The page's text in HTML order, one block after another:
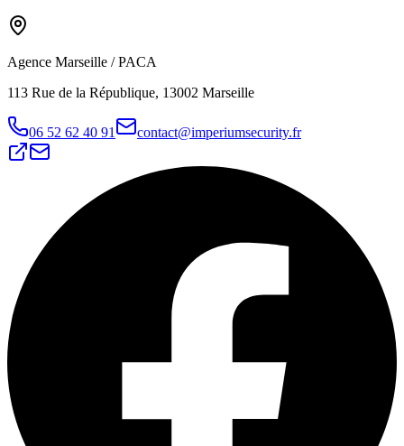
Agence Marseille / PACA
113 Rue de la République, 13002 Marseille
06 52 62 40 91 contact@imperiumsecurity.fr